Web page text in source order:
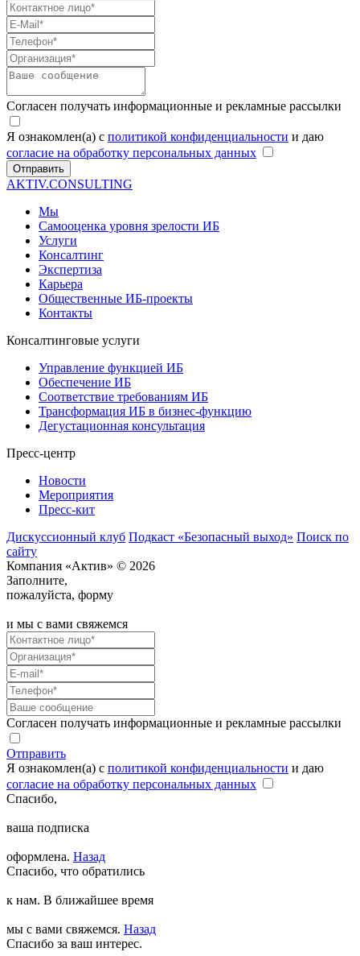
Согласен получать информационные и рекламные рассылки
Я ознакомлен(а) с политикой конфиденциальности и даю
согласие на обработку персональных данных
Отправить
AKTIV.CONSULTING
Мы
Самооценка уровня зрелости ИБ
Услуги
Консалтинг
Экспертиза
Карьера
Общественные ИБ-проекты
Контакты
Консалтинговые услуги
Управление функцией ИБ
Обеспечение ИБ
Соответствие требованиям ИБ
Трансформация ИБ в бизнес-функцию
Дегустационная консультация
Пресс-центр
Новости
Мероприятия
Пресс-кит
Дискуссионный клуб Подкаст «Безопасный выход» Поиск по
сайту
Компания «Актив» © 2026
Заполните,
пожалуйста, форму
и мы с вами свяжемся
Согласен получать информационные и рекламные рассылки
Отправить
Я ознакомлен(а) с политикой конфиденциальности и даю
согласие на обработку персональных данных
Спасибо,
ваша подписка
оформлена. Назад
Спасибо, что обратились
к нам. В ближайшее время
мы с вами свяжемся. Назад
Спасибо за ваш интерес.